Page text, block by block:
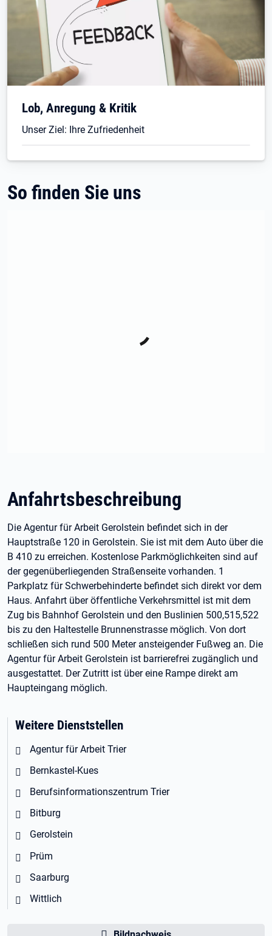
Lob, Anregung & Kritik
Unser Ziel: Ihre Zufriedenheit
So finden Sie uns
Anfahrtsbeschreibung
Die Agentur für Arbeit Gerolstein befindet sich in der
Hauptstraße 120 in Gerolstein. Sie ist mit dem Auto über die
B 410 zu erreichen. Kostenlose Parkmöglichkeiten sind auf
der gegenüberliegenden Straßenseite vorhanden. 1
Parkplatz für Schwerbehinderte befindet sich direkt vor dem
Haus. Anfahrt über öffentliche Verkehrsmittel ist mit dem
Zug bis Bahnhof Gerolstein und den Buslinien 500,515,522
bis zu den Haltestelle Brunnenstrasse möglich. Von dort
schließen sich rund 500 Meter ansteigender Fußweg an. Die
Agentur für Arbeit Gerolstein ist barrierefrei zugänglich und
ausgestattet. Der Zutritt ist über eine Rampe direkt am
Haupteingang möglich.
Weitere Dienststellen
Agentur für Arbeit Trier
Bernkastel-Kues
Berufsinformationszentrum Trier
Bitburg
Gerolstein
Prüm
Saarburg
Wittlich